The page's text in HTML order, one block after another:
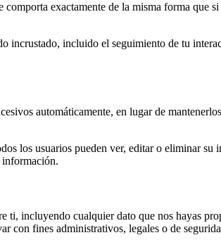
exactamente de la misma forma que
incrustado, incluido el seguimiento de tu
automáticamente, en lugar de
los usuarios pueden ver, editar o eliminar su
información.
ti, incluyendo cualquier dato que nos hayas
con fines administrativos, legales o de